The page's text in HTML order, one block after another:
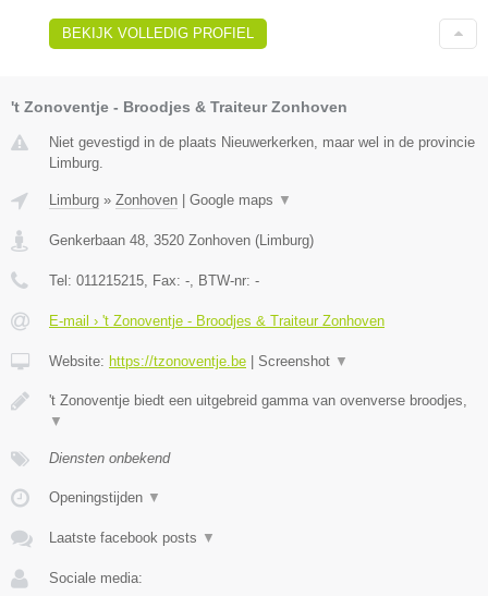
BEKIJK VOLLEDIG PROFIEL
't Zonoventje - Broodjes & Traiteur Zonhoven
Niet gevestigd in de plaats Nieuwerkerken, maar wel in de provincie
Limburg.
Limburg » Zonhoven Google maps ▼
Genkerbaan 48, 3520 Zonhoven (Limburg)
Tel: 011215215, Fax: -, BTW-nr: -
E-mail › 't Zonoventje - Broodjes & Traiteur Zonhoven
Website: https://tzonoventje.be Screenshot ▼
't Zonoventje biedt een uitgebreid gamma van ovenverse broodjes,
▼
Diensten onbekend
Openingstijden ▼
Laatste facebook posts ▼
Sociale media: